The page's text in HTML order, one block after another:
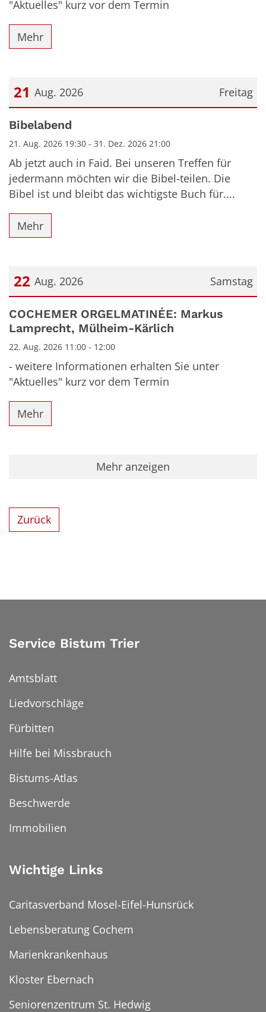
"Aktuelles" kurz vor dem Termin
Mehr
Freitag
21 Aug. 2026
Datum: 21. August 2026
Bibelabend
21. Aug. 2026 19:30 - 31. Dez. 2026 21:00
Ab jetzt auch in Faid. Bei unseren Treffen für
jedermann möchten wir die Bibel-teilen. Die
Bibel ist und bleibt das wichtigste Buch für....
Mehr
Samstag
22 Aug. 2026
Datum: 22. August 2026
COCHEMER ORGELMATINÉE: Markus
Lamprecht, Mülheim-Kärlich
22. Aug. 2026 11:00 - 12:00
- weitere Informationen erhalten Sie unter
"Aktuelles" kurz vor dem Termin
Mehr
Mehr anzeigen
Zurück
Service Bistum Trier
Amtsblatt
Liedvorschläge
Fürbitten
Hilfe bei Missbrauch
Bistums-Atlas
Beschwerde
Immobilien
Wichtige Links
Caritasverband Mosel-Eifel-Hunsrück
Lebensberatung Cochem
Marienkrankenhaus
Kloster Ebernach
Seniorenzentrum St. Hedwig